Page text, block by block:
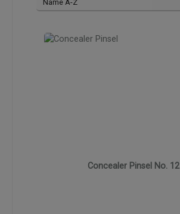
Concealer Pinsel No. 12